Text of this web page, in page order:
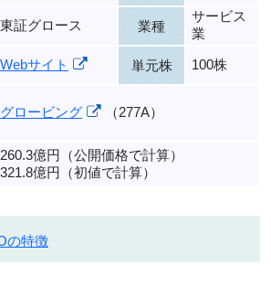
東証グロース 業種
サービス
業
Webサイト 単元株 100株
グロービング （277A）
260.3億円（公開価格で計算）
321.8億円（初値で計算）
の特徴